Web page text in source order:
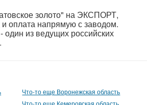
золото" на ЭКСПОРТ,
и оплата напрямую с заводом.
один из ведущих российских
Что-то еще Воронежская область
Что-то еще Кемеровская область